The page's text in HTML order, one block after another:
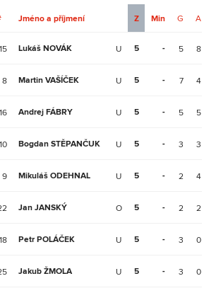
Jméno a příjmení Z Min G A
15 Lukáš NOVÁK U 5 - 5 8
8 Martin VAŠÍČEK U 5 - 7 4
16 Andrej FÁBRY U 5 - 5 5
10 Bogdan STĚPANČUK U 5 - 3 3
9 Mikuláš ODEHNAL U 5 - 2 4
Jan JANSKÝ O 5 - 2 2
18 Petr POLÁČEK U 5 - 3 0
Jakub ŽMOLA U 5 - 3 0